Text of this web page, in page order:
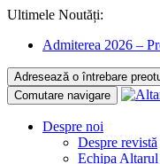
Ultimele Noutăți:
Admiterea 2026 –
Adresează o întrebare
Comutare navigare
Despre noi
Despre revistă
Echipa